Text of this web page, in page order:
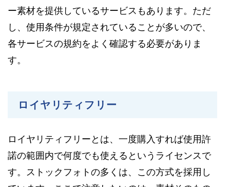
ー素材を提供しているサービスもあります。ただ
し、使用条件が規定されていることが多いので、
各サービスの規約をよく確認する必要がありま
す。
ロイヤリティフリー
ロイヤリティフリーとは、一度購入すれば使用許
諾の範囲内で何度でも使えるというライセンスで
す。ストックフォトの多くは、この方式を採用し